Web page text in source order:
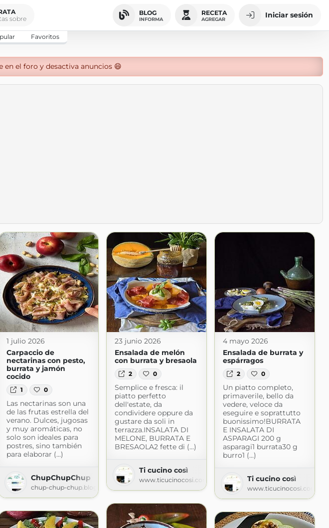
sobre
BLOG
INFORMA
RECETA
AGREGAR Iniciar sesión
Favoritos
el foro y desactiva anuncios 😄
1 julio 2026
Carpaccio de
nectarinas con pesto,
burrata y jamón
cocido
1 0
Las nectarinas son una
de las frutas estrella del
verano. Dulces, jugosas
y muy aromáticas, no
solo son ideales para
postres, sino también
para elaborar (...)
ChupChupChup
chup-chup-chup.blogspot.com
23 junio 2026
Ensalada de melón
con burrata y bresaola
2 0
Semplice e fresca: il
piatto perfetto
dell'estate, da
condividere oppure da
gustare da soli in
terrazza.INSALATA DI
MELONE, BURRATA E
BRESAOLA2 fette di (...)
Ti cucino così
www.ticucinocosi.com
4 mayo 2026
Ensalada de burrata y
espárragos
2 0
Un piatto completo,
primaverile, bello da
vedere, veloce da
eseguire e soprattutto
buonissimo!BURRATA
E INSALATA DI
ASPARAGI 200 g
asparagi1 burrata30 g
burro1 (...)
Ti cucino così
www.ticucinocosi.com